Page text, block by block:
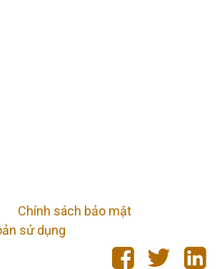
Chính sách bảo mật
sử dụng